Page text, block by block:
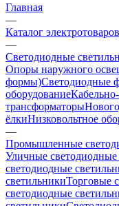
Главная
—
Каталог электротоваров
—
Светодиодные
Опоры наружного
формы)Светодиодные
оборудование
трансформаторы
ёлкиНизковольтное
—
Промышленные
Уличные светодиодные
светодиодные
светильникиТорговые
светодиодные